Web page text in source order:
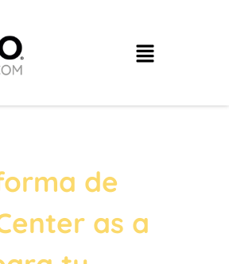
de
as a